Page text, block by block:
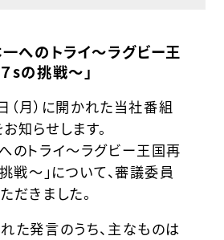
へのトライ～ラグビー王
sの挑戦～」
月）に開かれた当社番組
知らせします。
のトライ～ラグビー王国再
戦～」について、審議委員
だきました。
た発言のうち、主なものは